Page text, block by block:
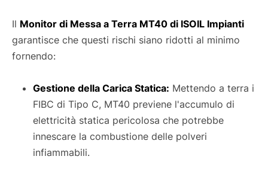
Il Monitor di Messa a Terra MT40 di ISOIL Impianti
garantisce che questi rischi siano ridotti al minimo
fornendo:
Gestione della Carica Statica: Mettendo a terra i
FIBC di Tipo C, MT40 previene l'accumulo di
elettricità statica pericolosa che potrebbe
innescare la combustione delle polveri
infiammabili.